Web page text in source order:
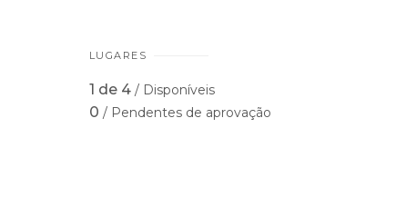
LUGARES
1 de 4 / Disponíveis
0 / Pendentes de aprovação